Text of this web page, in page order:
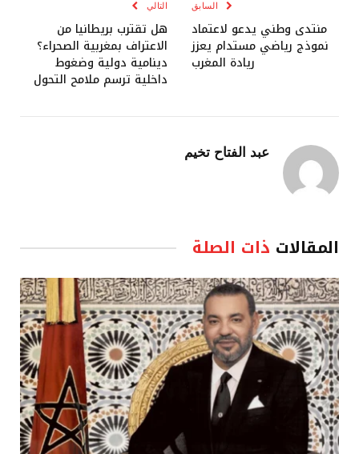
السابق
منتدى وطني يدعو لاعتماد
نموذج رياضي مستدام يعزز
ريادة المغرب
التالي
هل تقترب بريطانيا من
الاعتراف بمغربية الصحراء؟
دينامية دولية وضغوط
داخلية ترسم ملامح التحول
عبد الفتاح تخيم
المقالات ذات الصلة